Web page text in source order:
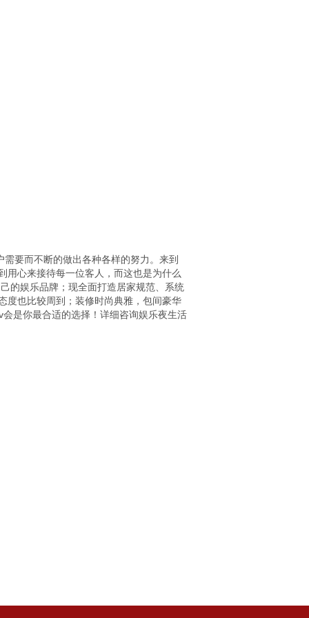
要而不断的做出各种各样的努力。来到
用心来接待每一位客人，而这也是为什么
的娱乐品牌；现全面打造居家规范、系统
度也比较周到；装修时尚典雅，包间豪华
是你最合适的选择！详细咨询娱乐夜生活